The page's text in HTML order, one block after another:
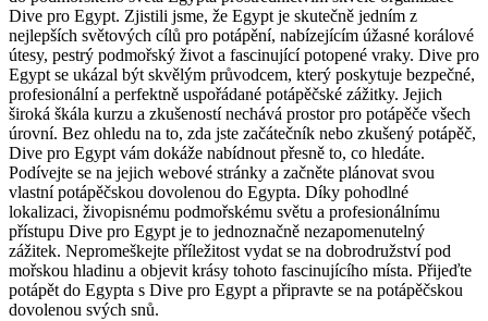
Dive pro Egypt. Zjistili jsme, že Egypt je skutečně jedním z
nejlepších světových cílů pro potápění, nabízejícím úžasné korálové
útesy, pestrý podmořský život a fascinující potopené vraky. Dive pro
Egypt se ukázal být skvělým průvodcem, který poskytuje bezpečné,
profesionální a perfektně uspořádané potápěčské zážitky. Jejich
široká škála kurzu a zkušeností nechává prostor pro potápěče všech
úrovní. Bez ohledu na to, zda jste začátečník nebo zkušený potápěč,
Dive pro Egypt vám dokáže nabídnout přesně to, co hledáte.
Podívejte se na jejich webové stránky a začněte plánovat svou
vlastní potápěčskou dovolenou do Egypta. Díky pohodlné
lokalizaci, živopisnému podmořskému světu a profesionálnímu
přístupu Dive pro Egypt je to jednoznačně nezapomenutelný
zážitek. Nepromeškejte příležitost vydat se na dobrodružství pod
mořskou hladinu a objevit krásy tohoto fascinujícího místa. Přijeďte
potápět do Egypta s Dive pro Egypt a připravte se na potápěčskou
dovolenou svých snů.